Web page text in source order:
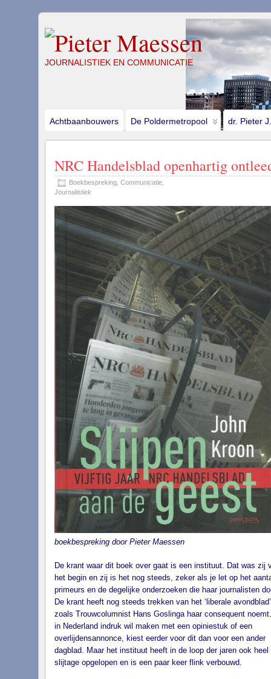
JOURNALISTIEK EN COMMUNICATIE
Achtbaanbouwers De Poldermetropool dr. Pieter
NRC Handelsblad openhartig
Boekbespreking, Communicatie,
Journalistiek
boekbespreking door Pieter Maessen
De krant waar dit boek over gaat is een instituut. Dat was zij
het begin en zij is het nog steeds, zeker als je let op het
primeurs en de degelijke onderzoeken die haar journalisten
De krant heeft nog steeds trekken van het ‘liberale avondblad’
zoals Trouwcolumnist Hans Goslinga haar consequent
in Nederland indruk wil maken met een opiniestuk of een
overlijdensannonce, kiest eerder voor dit dan voor een ander
dagblad. Maar het instituut heeft in de loop der jaren ook heel
slijtage opgelopen en is een paar keer flink verbouwd.